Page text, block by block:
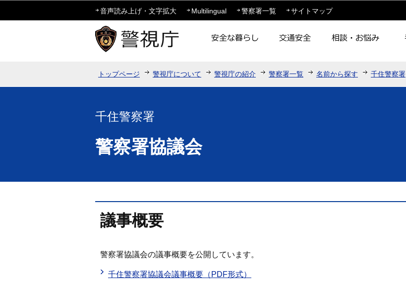
このページの本文へ移動
音声読み上げ・文字拡大 Multilingual 警察署一覧 サイトマップ
トップページ 警視庁について 警視庁の紹介 警察署一覧 名前から探す 千住警察署
千住警察署
警察署協議会
議事概要
警察署協議会の議事概要を公開しています。
千住警察署協議会議事概要（PDF形式）